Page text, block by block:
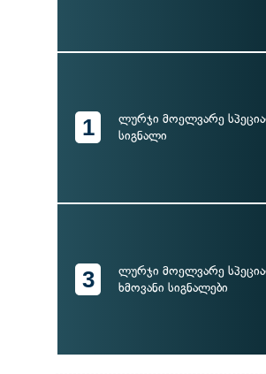
1
ლურჯი მოელვარე
სიგნალი
3
ლურჯი მოელვარე
ხმოვანი სიგნალები